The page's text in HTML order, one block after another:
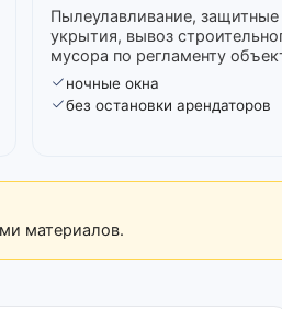
Пылеулавливание, защитные
укрытия, вывоз
мусора по регламенту
ночные окна
без остановки арендаторов
материалов.